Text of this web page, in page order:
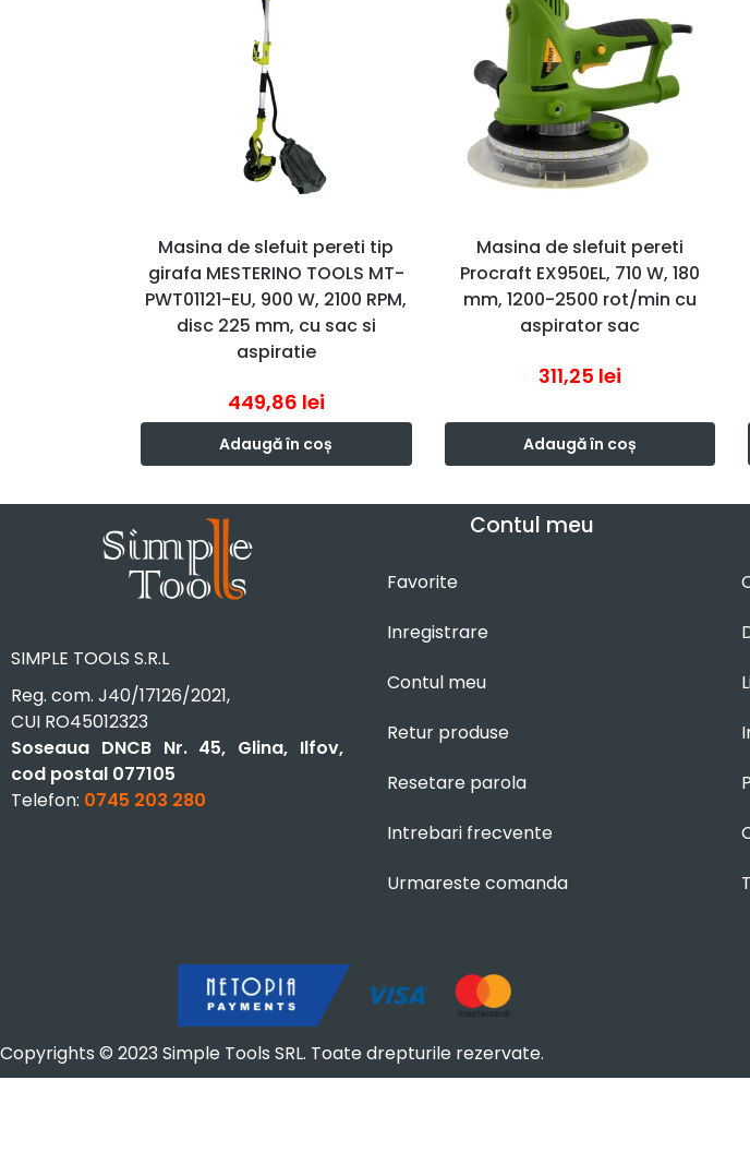
Masina de slefuit pereti tip
girafa MESTERINO TOOLS MT-
PWT01121-EU, 900 W, 2100 RPM,
disc 225 mm, cu sac si
aspiratie
449,86 lei
Adaugă în coș
Masina de slefuit pereti
Procraft EX950EL, 710 W, 180
mm, 1200-2500 rot/min cu
aspirator sac
311,25 lei
Adaugă în coș
SIMPLE TOOLS S.R.L
Reg. com. J40/17126/2021,
CUI RO45012323
Soseaua DNCB Nr. 45, Glina, Ilfov,
cod postal 077105
Telefon: 0745 203 280
Contul meu
Favorite
Inregistrare
Contul meu
Retur produse
Resetare parola
Intrebari frecvente
Urmareste comanda
Copyrights © 2023 Simple Tools SRL. Toate drepturile rezervate.